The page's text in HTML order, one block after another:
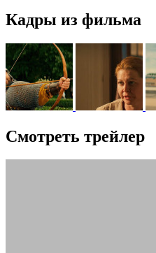
Кадры из фильма
Смотреть трейлер